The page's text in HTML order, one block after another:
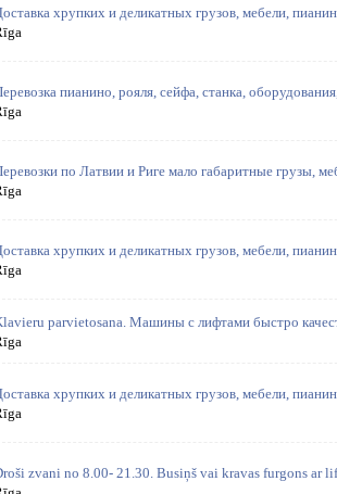
хрупких и деликатных грузов, мебели,
пианино, рояля, сейфа, станка,
по Латвии и Риге мало габаритные грузы,
хрупких и деликатных грузов, мебели,
parvietosana. Машины с лифтами быстро
хрупких и деликатных грузов, мебели,
zvani no 8.00- 21.30. Busiņš vai kravas furgons ar